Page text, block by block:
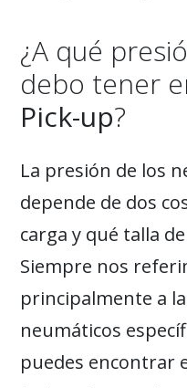
¿A qué
debo tener
Pick-up?
La presión de los
depende de dos
carga y qué talla
Siempre nos
principalmente a
neumáticos
puedes encontrar